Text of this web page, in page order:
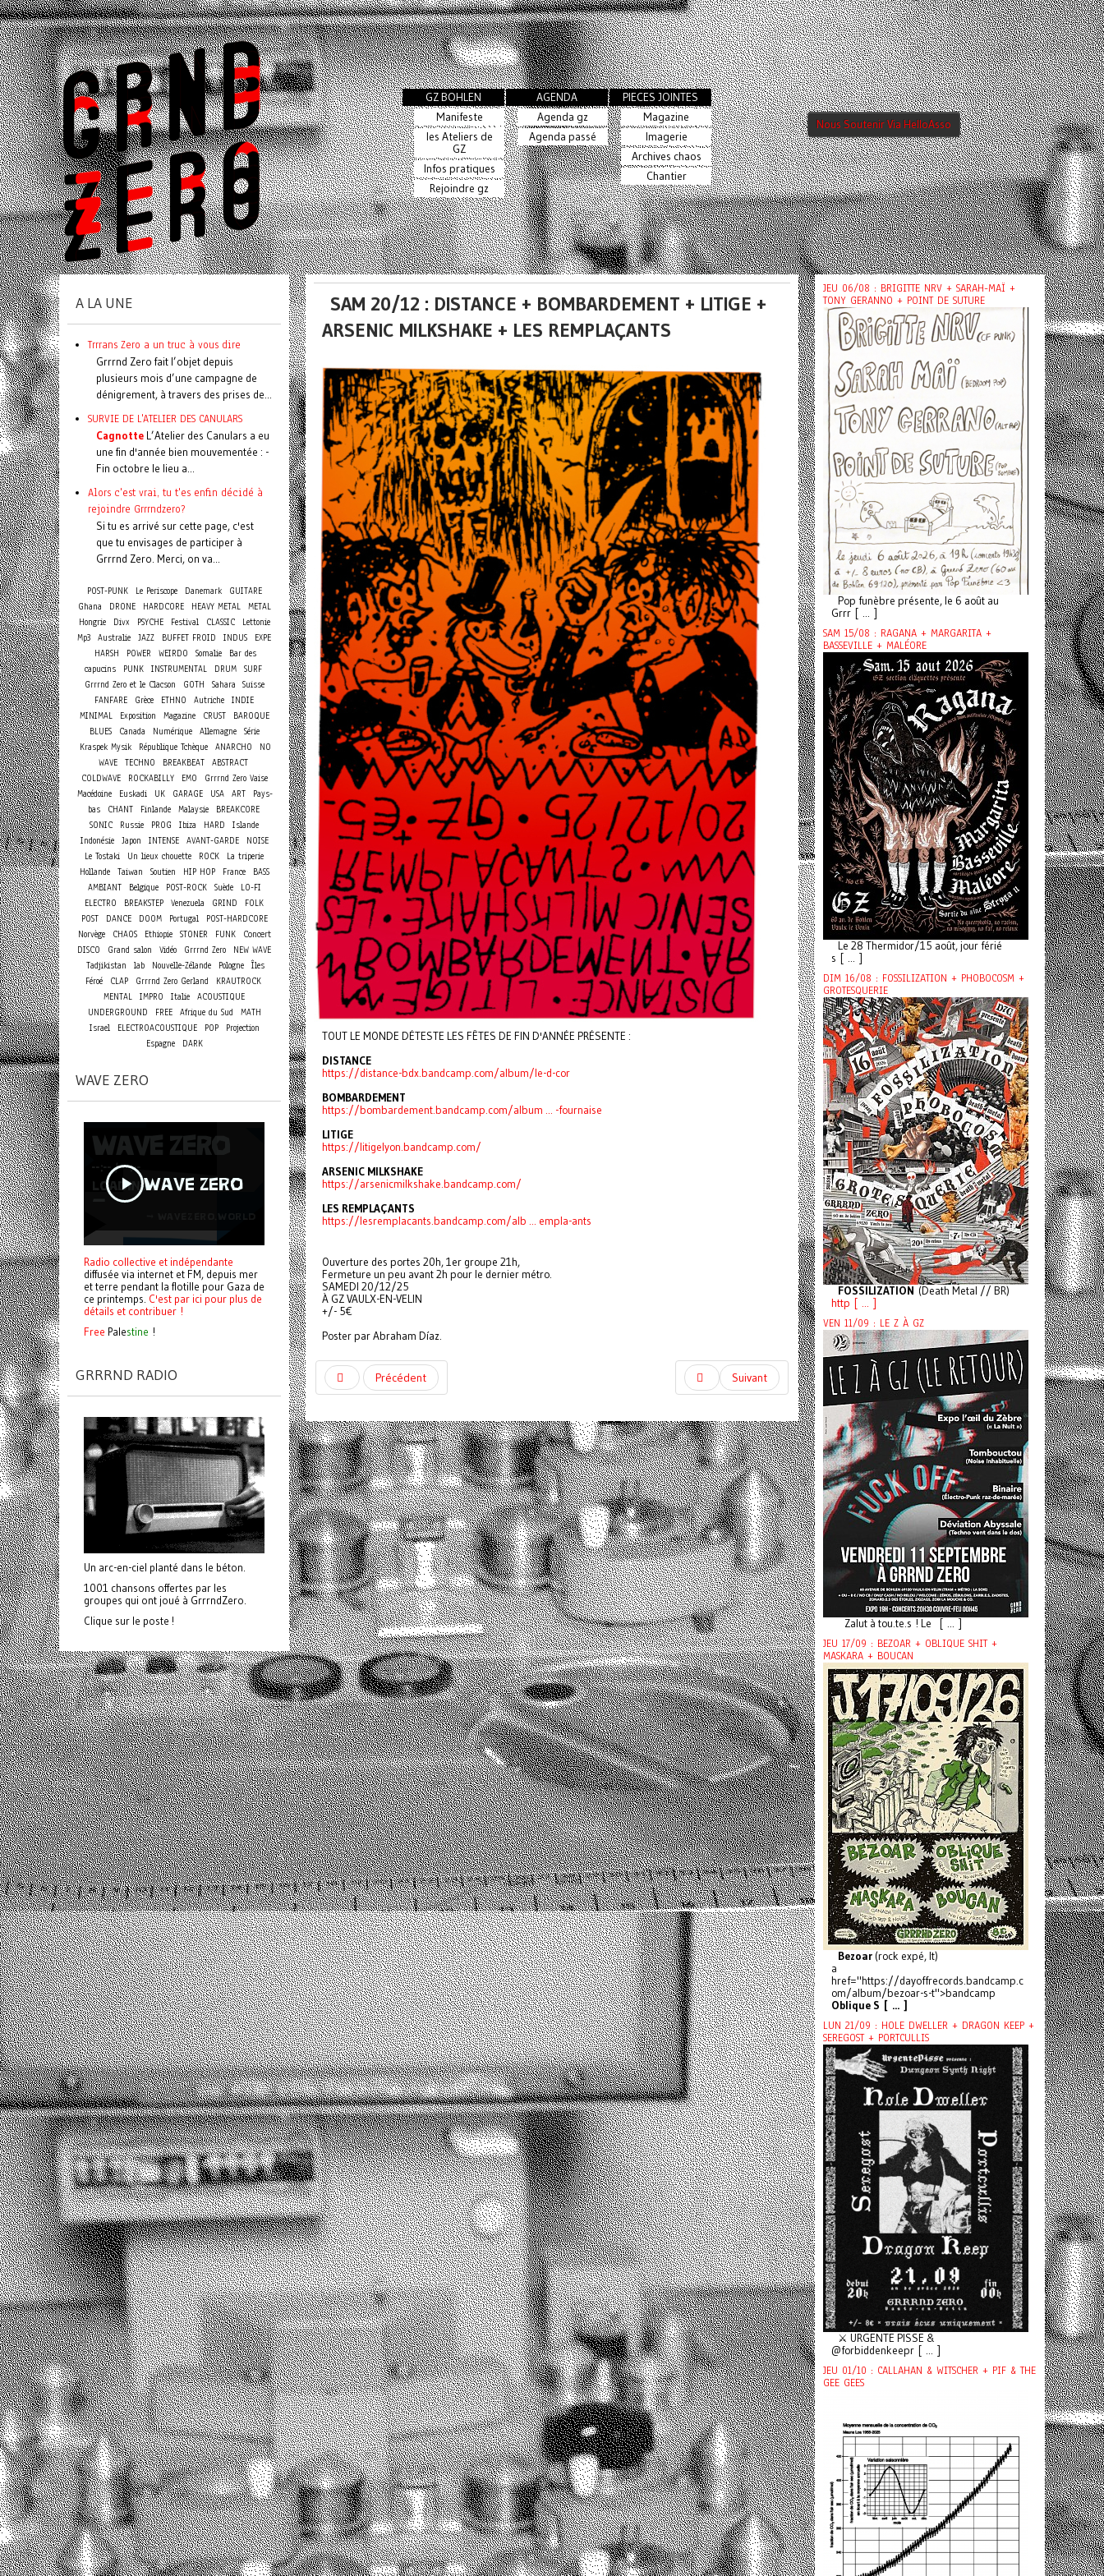
GZ BOHLEN
Manifeste
les Ateliers de
GZ
Infos pratiques
Rejoindre gz
AGENDA
Agenda gz
Agenda passé
PIECES JOINTES
Magazine
Imagerie
Archives chaos
Chantier
Nous Soutenir Via HelloAsso
SAM 20/12 : DISTANCE + BOMBARDEMENT + LITIGE +
ARSENIC MILKSHAKE + LES REMPLAÇANTS
TOUT LE MONDE DÉTESTE LES FÊTES DE FIN D'ANNÉE PRÉSENTE :
DISTANCE
https://distance-bdx.bandcamp.com/album/le-d-cor
BOMBARDEMENT
https://bombardement.bandcamp.com/album ... -fournaise
LITIGE
https://litigelyon.bandcamp.com/
ARSENIC MILKSHAKE
https://arsenicmilkshake.bandcamp.com/
LES REMPLAÇANTS
https://lesremplacants.bandcamp.com/alb ... empla-ants
Ouverture des portes 20h, 1er groupe 21h,
Fermeture un peu avant 2h pour le dernier métro.
SAMEDI 20/12/25
À GZ VAULX-EN-VELIN
+/- 5€
Poster par Abraham Díaz.
Précédent Suivant
A LA UNE
Trrrans Zero a un truc à vous dire
Grrrnd Zero fait l’objet depuis
plusieurs mois d’une campagne de
dénigrement, à travers des prises de...
SURVIE DE L'ATELIER DES CANULARS
Cagnotte L’Atelier des Canulars a eu
une fin d'année bien mouvementée : -
Fin octobre le lieu a...
Alors c'est vrai, tu t'es enfin décidé à
rejoindre Grrrndzero?
Si tu es arrivé sur cette page, c'est
que tu envisages de participer à
Grrrnd Zero. Merci, on va...
POST-PUNK Le Periscope Danemark
GUITARE
Ghana
DRONE HARDCORE HEAVY METAL
METAL
Hongrie
Divx PSYCHE Festival CLASSIC
Lettonie
Mp3 Australie JAZZ BUFFET FROID INDUS
EXPE
HARSH
POWER WEIRDO Somalie
Bar des
capucins
PUNK INSTRUMENTAL DRUM SURF
Grrrnd Zero et le Clacson
GOTH Sahara Suisse
FANFARE
Grèce ETHNO Autriche INDIE
MINIMAL
Exposition Magazine CRUST
BAROQUE
BLUES
Canada Numérique Allemagne
Série
Kraspek Mysik
République Tchèque ANARCHO
NO
WAVE TECHNO BREAKBEAT ABSTRACT
COLDWAVE
ROCKABILLY EMO
Grrrnd Zero Vaise
Macédoine
Euskadi UK GARAGE USA ART
Pays-
bas
CHANT Finlande Malaysie
BREAKCORE
SONIC
Russie PROG Ibiza HARD
Islande
Indonésie
Japon INTENSE AVANT-GARDE
NOISE
Le Tostaki
Un lieux chouette ROCK
La triperie
Hollande
Taiwan Soutien HIP HOP France
BASS
AMBIANT
Belgique POST-ROCK Suède
LO-FI
ELECTRO
BREAKSTEP Venezuela GRIND
FOLK
POST
DANCE DOOM Portugal
POST-HARDCORE
Norvège
CHAOS Ethiopie STONER FUNK Concert
DISCO Grand salon Vidéo Grrrnd Zero
NEW WAVE
Tadjikistan
lab Nouvelle-Zélande Pologne
Îles
Féroé
CLAP Grrrnd Zero Gerland
KRAUTROCK
MENTAL IMPRO Italie ACOUSTIQUE
UNDERGROUND
FREE Afrique du Sud
MATH
Israel
ELECTROACOUSTIQUE POP
Projection
Espagne
DARK
WAVE ZERO
Radio collective et indépendante
diffusée via internet et FM, depuis mer
et terre pendant la flotille pour Gaza de
ce printemps. C'est par ici pour plus de
détails et contribuer !
Free Palestine !
GRRRND RADIO
Un arc-en-ciel planté dans le béton.
1001 chansons offertes par les
groupes qui ont joué à GrrrndZero.
Clique sur le poste !
JEU 06/08 : BRIGITTE NRV + SARAH-MAÏ +
TONY GERANNO + POINT DE SUTURE
Pop funèbre présente, le 6 août au
Grrr [ ... ]
SAM 15/08 : RAGANA + MARGARITA +
BASSEVILLE + MALÉORE
Le 28 Thermidor/15 août, jour férié
s [ ... ]
DIM 16/08 : FOSSILIZATION + PHOBOCOSM +
GROTESQUERIE
FOSSILIZATION (Death Metal // BR)
http [ ... ]
VEN 11/09 : LE Z À GZ
Zalut à tou.te.s ! Le [ ... ]
JEU 17/09 : BEZOAR + OBLIQUE SHIT +
MASKARA + BOUCAN
Bezoar (rock expé, It)
a
href="https://dayoffrecords.bandcamp.c
om/album/bezoar-s-t">bandcamp
Oblique S [ ... ]
LUN 21/09 : HOLE DWELLER + DRAGON KEEP +
SEREGOST + PORTCULLIS
⚔️ URGENTE PISSE &
@forbiddenkeepr [ ... ]
JEU 01/10 : CALLAHAN & WITSCHER + PIF & THE
GEE GEES